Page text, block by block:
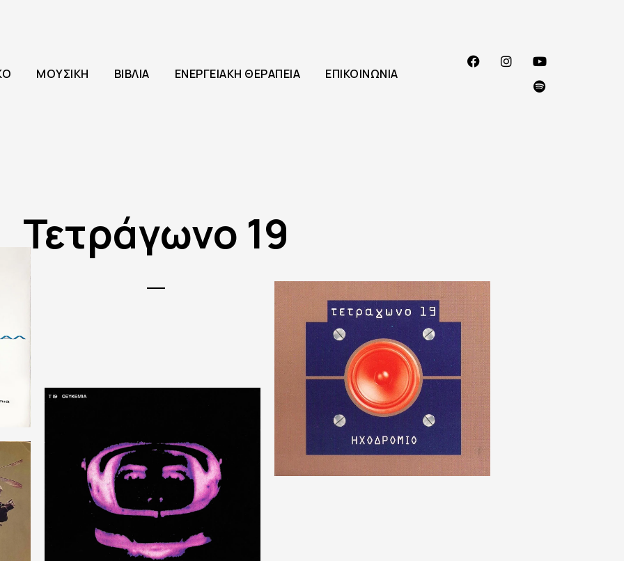
ΜΟΥΣΙΚΉ ΒΙΒΛΊΑ ΕΝΕΡΓΕΙΑΚΉ ΘΕΡΑΠΕΊΑ ΕΠΙΚΟΙΝΩΝΊΑ
Τετράγωνο 19
1995